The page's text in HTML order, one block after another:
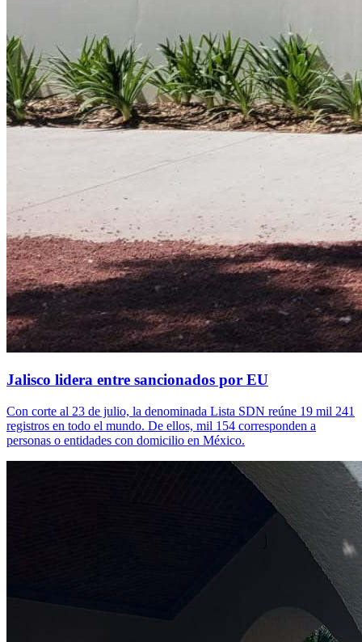
Jalisco lidera entre sancionados por EU
Con corte al 23 de julio, la denominada Lista SDN reúne 19 mil 241
registros en todo el mundo. De ellos, mil 154 corresponden a
personas o entidades con domicilio en México.